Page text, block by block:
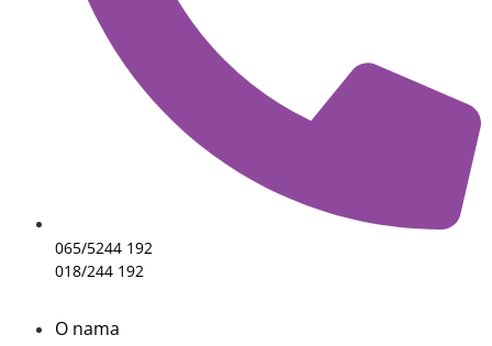
065/5244 192
018/244 192
O nama